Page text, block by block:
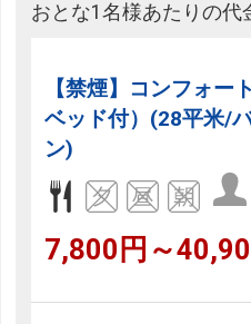
おとな1名様あたりの代
【禁煙】コンフォー
ベッド付）(28平米/
ン)
7,800円～